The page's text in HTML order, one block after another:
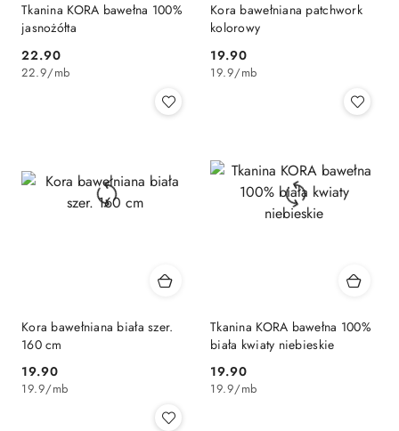
Tkanina KORA bawełna 100%
jasnożółta
Cena:
22.90
22.9/mb
Kora bawełniana patchwork
kolorowy
Cena:
19.90
19.9/mb
Kora bawełniana biała szer.
160 cm
Cena:
19.90
19.9/mb
Tkanina KORA bawełna 100%
biała kwiaty niebieskie
Cena:
19.90
19.9/mb